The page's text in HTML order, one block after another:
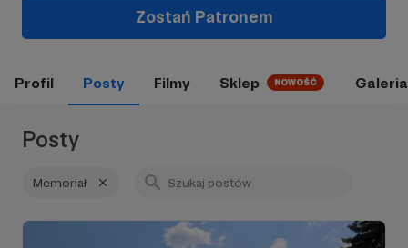
Zostań Patronem
Profil Posty Filmy Sklep NOWOŚĆ Galeria
Posty
Memoriał